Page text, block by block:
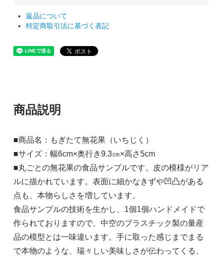
返品について
特定商取引法に基づく表記
商品説明
■商品名：もぎたて無花果（いちじく）
■サイズ：幅6cm×奥行き9.3㎝×高さ5cm
■丸ごとの無花果の食品サンプルです。皮の模様がリア
ルに描かれています。表面に細かなきずや凹凸がある
点も、本物らしさを増しています。
食品サンプルの技術を生かし、1個1個ハンドメイドで
作られておりますので、中空のプラスチック製の量産
品の模型とは一味違います。手に取った感じまでまる
で本物のような、瑞々しい美味しさが伝わってくる、